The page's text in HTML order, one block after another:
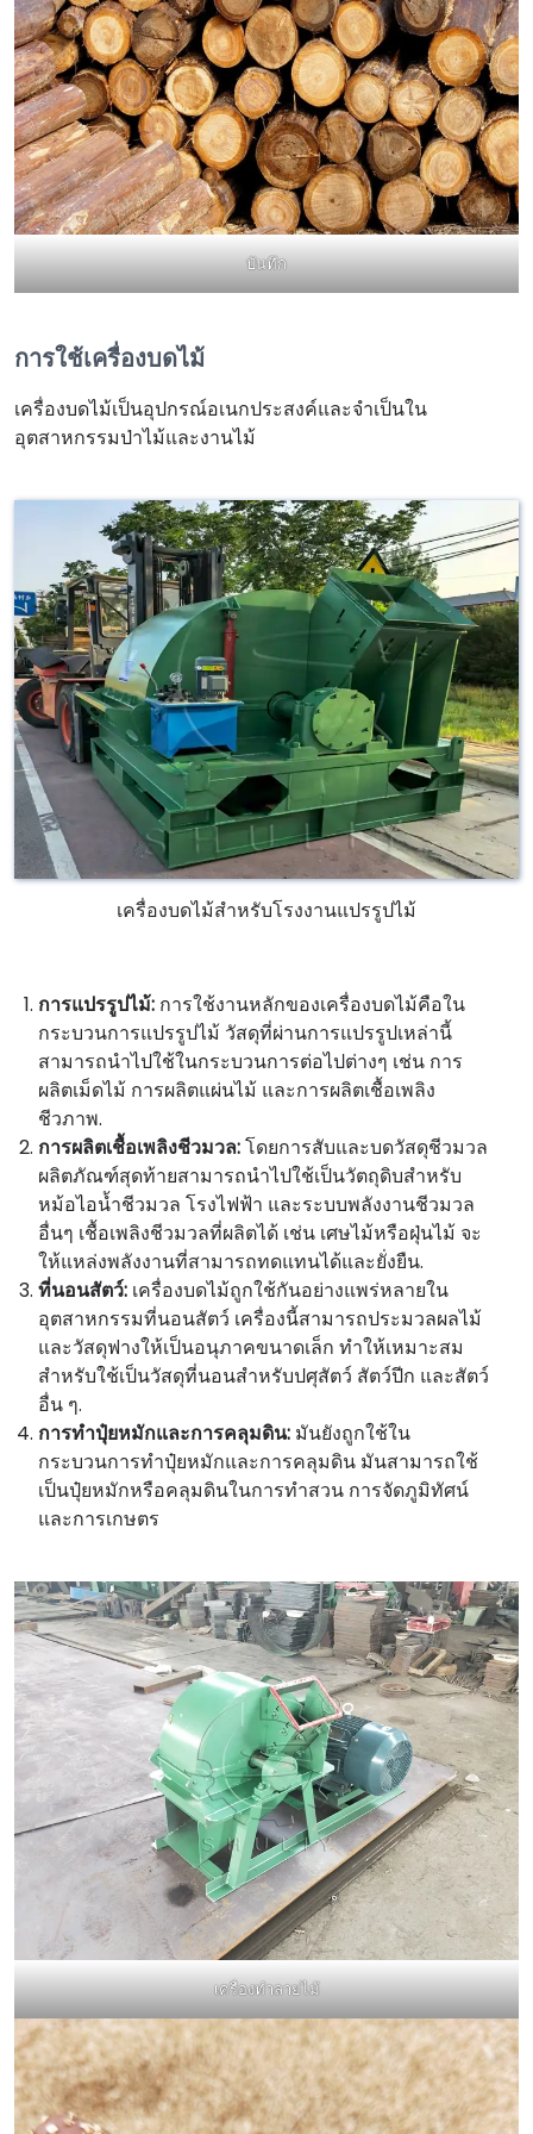
บันทึก
การใช้เครื่องบดไม้
เครื่องบดไม้เป็นอุปกรณ์อเนกประสงค์และจำเป็นใน
อุตสาหกรรมป่าไม้และงานไม้
เครื่องบดไม้สำหรับโรงงานแปรรูปไม้
การแปรรูปไม้: การใช้งานหลักของเครื่องบดไม้คือใน
กระบวนการแปรรูปไม้ วัสดุที่ผ่านการแปรรูปเหล่านี้
สามารถนำไปใช้ในกระบวนการต่อไปต่างๆ เช่น การ
ผลิตเม็ดไม้ การผลิตแผ่นไม้ และการผลิตเชื้อเพลิง
ชีวภาพ.
การผลิตเชื้อเพลิงชีวมวล:โดยการสับและบดวัสดุชีวมวล
ผลิตภัณฑ์สุดท้ายสามารถนำไปใช้เป็นวัตถุดิบสำหรับ
หม้อไอน้ำชีวมวล โรงไฟฟ้า และระบบพลังงานชีวมวล
อื่นๆ เชื้อเพลิงชีวมวลที่ผลิตได้ เช่น เศษไม้หรือฝุ่นไม้ จะ
ให้แหล่งพลังงานที่สามารถทดแทนได้และยั่งยืน.
ที่นอนสัตว์: เครื่องบดไม้ถูกใช้กันอย่างแพร่หลายใน
อุตสาหกรรมที่นอนสัตว์ เครื่องนี้สามารถประมวลผลไม้
และวัสดุฟางให้เป็นอนุภาคขนาดเล็ก ทำให้เหมาะสม
สำหรับใช้เป็นวัสดุที่นอนสำหรับปศุสัตว์ สัตว์ปีก และสัตว์
อื่น ๆ.
การทำปุ๋ยหมักและการคลุมดิน: มันยังถูกใช้ใน
กระบวนการทำปุ๋ยหมักและการคลุมดิน มันสามารถใช้
เป็นปุ๋ยหมักหรือคลุมดินในการทำสวน การจัดภูมิทัศน์
และการเกษตร
เครื่องทำลายไม้